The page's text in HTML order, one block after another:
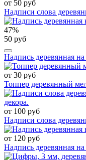
от 50 руб
Надписи слова
47%
50 руб
Надпись деревянная
от 30 руб
Топпер деревянный
от 100 руб
Надписи слова
от 120 руб
Надпись деревянная